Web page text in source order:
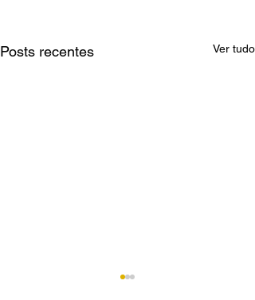
Posts recentes Ver tudo